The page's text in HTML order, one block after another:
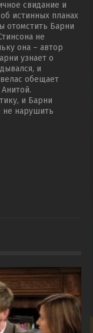
свидание и
истинных планах
отомстить Барни
не
она – автор
узнает о
и
обещает
и Барни
не нарушить